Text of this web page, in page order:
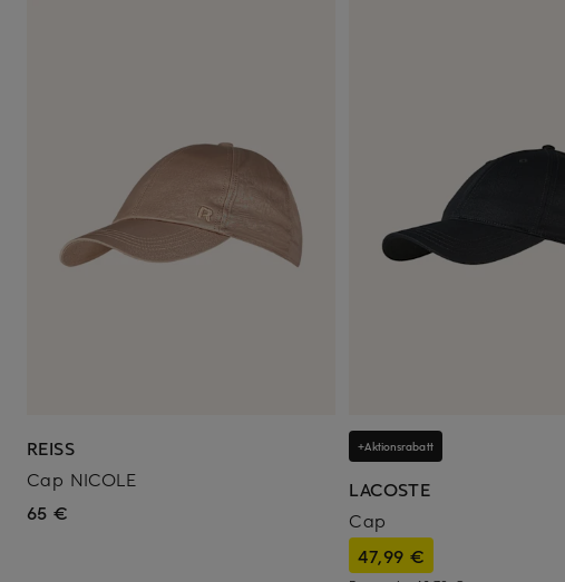
REISS
Cap NICOLE
65 €
+Aktionsrabatt
LACOSTE
Cap
47,99 €